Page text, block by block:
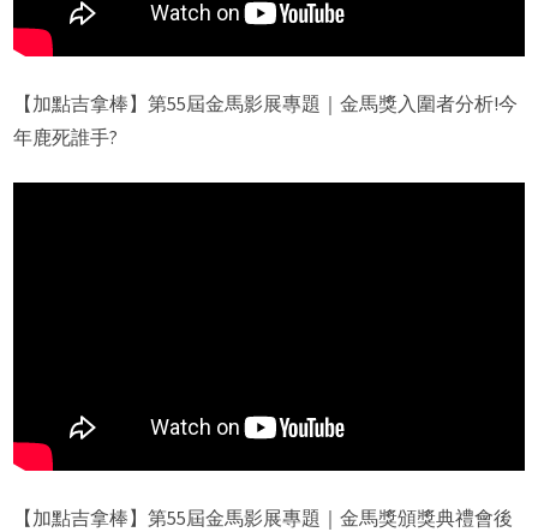
【加點吉拿棒】第55屆金馬影展專題｜金馬獎入圍者分析!今
年鹿死誰手?
【加點吉拿棒】第55屆金馬影展專題｜金馬獎頒獎典禮會後